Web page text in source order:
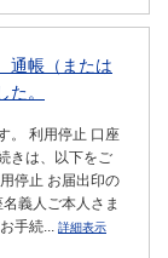
通帳（または
。
。 利用停止 口座
きは、以下をご
停止 お届出印の
義人ご本人さま
手続... 詳細表示